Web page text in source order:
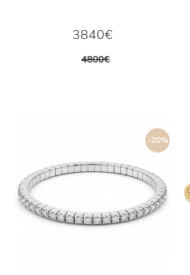
3840€
4800€
-20%